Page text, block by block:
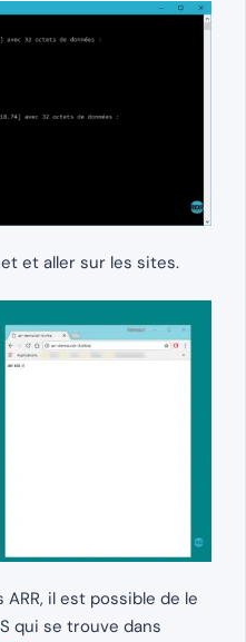
et aller sur les sites.
il est possible de le
qui se trouve dans